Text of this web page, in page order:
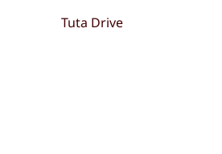
Tuta Drive